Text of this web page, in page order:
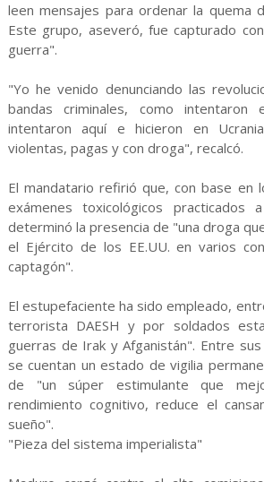
leen mensajes para ordenar la quema
Este grupo, aseveró, fue capturado
guerra".
"Yo he venido denunciando las
bandas criminales, como
intentaron aquí e hicieron en
violentas, pagas y con droga", recalcó.
El mandatario refirió que, con base en
exámenes toxicológicos practicados
determinó la presencia de "una droga
el Ejército de los EE.UU. en varios
captagón".
El estupefaciente ha sido empleado,
terrorista DAESH y por soldados
guerras de Irak y Afganistán". Entre
se cuentan un estado de vigilia
de "un súper estimulante que
rendimiento cognitivo, reduce el
sueño".
"Pieza del sistema imperialista"